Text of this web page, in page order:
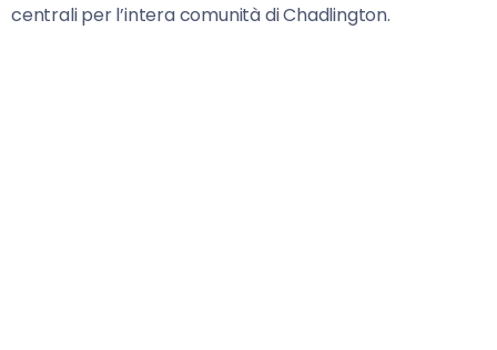
centrali per l’intera comunità di Chadlington.